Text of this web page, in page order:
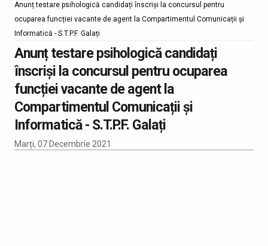
Anunț testare psihologică candidați înscriși la concursul pentru
ocuparea funcției vacante de agent la Compartimentul Comunicații și
Informatică - S.T.P.F. Galați
Anunț testare psihologică candidați
înscriși la concursul pentru ocuparea
funcției vacante de agent la
Compartimentul Comunicații și
Informatică - S.T.P.F. Galați
Marți, 07 Decembrie 2021